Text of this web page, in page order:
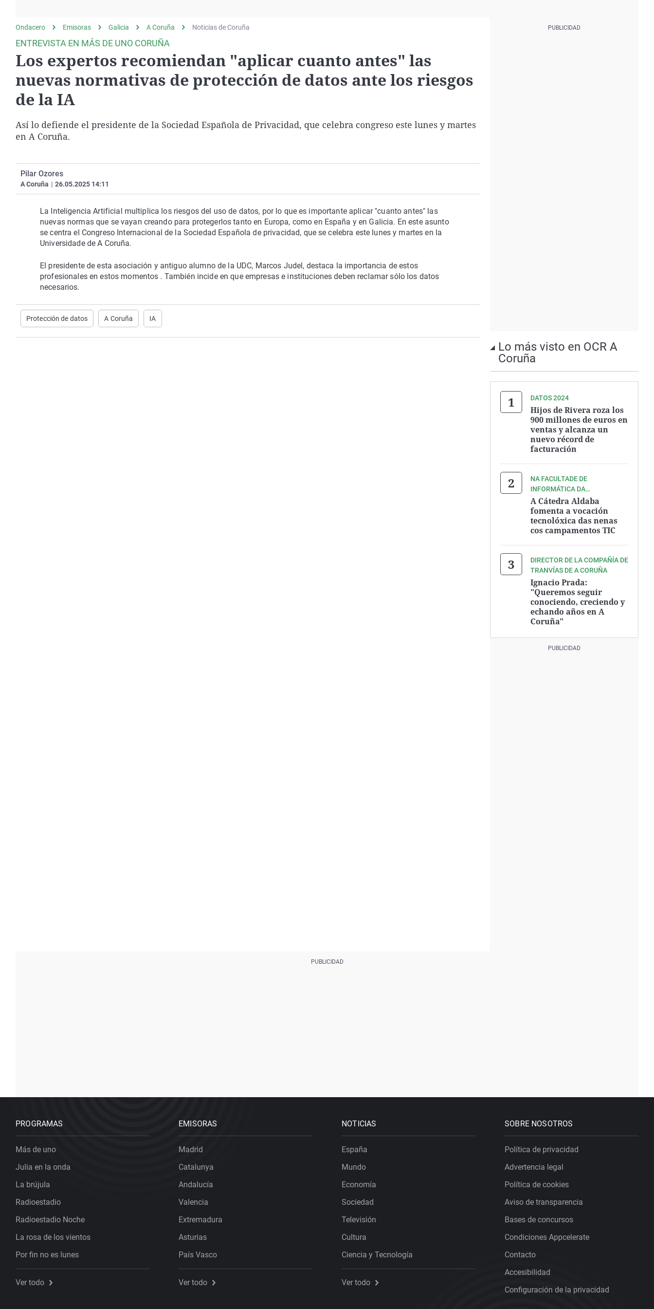
Como el perro y el
gato
Equipo de investigación
Operación Viuda
Negra
Navarra
Ondacero Emisoras Galicia A Coruña Noticias de Coruña
ENTREVISTA EN MÁS DE UNO CORUÑA
Los expertos recomiendan "aplicar cuanto antes" las
nuevas normativas de protección de datos ante los riesgos
de la IA
Así lo defiende el presidente de la Sociedad Española de Privacidad, que celebra congreso este lunes y martes
en A Coruña.
Pilar Ozores
A Coruña | 26.05.2025 14:11
La Inteligencia Artificial multiplica los riesgos del uso de datos, por lo que es importante aplicar "cuanto antes" las
nuevas normas que se vayan creando para protegerlos tanto en Europa, como en España y en Galicia. En este asunto
se centra el Congreso Internacional de la Sociedad Española de privacidad, que se celebra este lunes y martes en la
Universidade de A Coruña.
El presidente de esta asociación y antiguo alumno de la UDC, Marcos Judel, destaca la importancia de estos
profesionales en estos momentos . También incide en que empresas e instituciones deben reclamar sólo los datos
necesarios.
Protección de datos A Coruña IA
Lo más visto en OCR A
Coruña
DATOS 2024
Hijos de Rivera roza los
900 millones de euros en
ventas y alcanza un
nuevo récord de
facturación
NA FACULTADE DE
INFORMÁTICA DA
UNIVERSIDADE DA CORUÑA
A Cátedra Aldaba
fomenta a vocación
tecnolóxica das nenas
cos campamentos TIC
DIRECTOR DE LA COMPAÑÍA DE
TRANVÍAS DE A CORUÑA
Ignacio Prada:
"Queremos seguir
conociendo, creciendo y
echando años en A
Coruña"
PROGRAMAS
Más de uno
Julia en la onda
La brújula
Radioestadio
Radioestadio Noche
La rosa de los vientos
Por fin no es lunes
Ver todo
EMISORAS
Madrid
Catalunya
Andalucía
Valencia
Extremadura
Asturias
País Vasco
Ver todo
NOTICIAS
España
Mundo
Economía
Sociedad
Televisión
Cultura
Ciencia y Tecnología
Ver todo
SOBRE NOSOTROS
Política de privacidad
Advertencia legal
Política de cookies
Aviso de transparencia
Bases de concursos
Condiciones Appcelerate
Contacto
Accesibilidad
Configuración de la privacidad